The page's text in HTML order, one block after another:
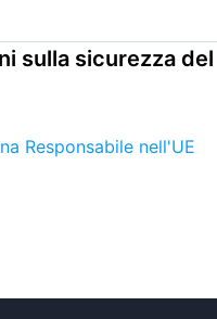
sulla sicurezza del
Responsabile nell'UE